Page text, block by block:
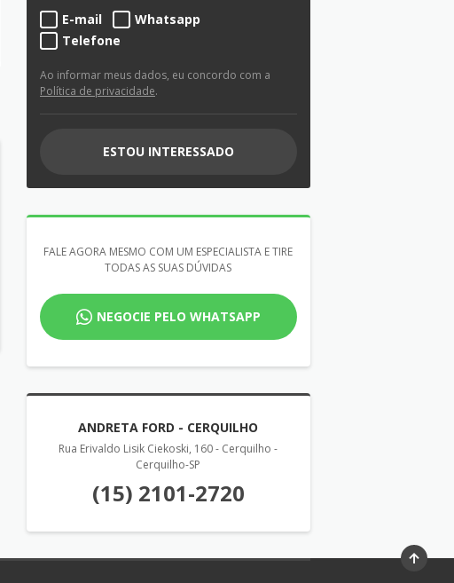
E-mail
Whatsapp
Telefone
Ao informar meus dados, eu concordo com a
Política de privacidade.
ESTOU INTERESSADO
FALE AGORA MESMO COM UM ESPECIALISTA E TIRE
TODAS AS SUAS DÚVIDAS
NEGOCIE PELO WHATSAPP
ANDRETA FORD - CERQUILHO
Rua Erivaldo Lisik Ciekoski, 160 - Cerquilho -
Cerquilho-SP
(15) 2101-2720